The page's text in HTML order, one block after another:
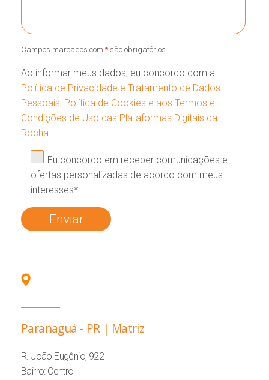
Campos marcados com * são obrigatórios.
Ao informar meus dados, eu concordo com a
Política de Privacidade e Tratamento de Dados
Pessoais, Política de Cookies e aos Termos e
Condições de Uso das Plataformas Digitais da
Rocha.
Eu concordo em receber comunicações e
ofertas personalizadas de acordo com meus
interesses*
Paranaguá - PR | Matriz
R. João Eugênio, 922
Bairro: Centro